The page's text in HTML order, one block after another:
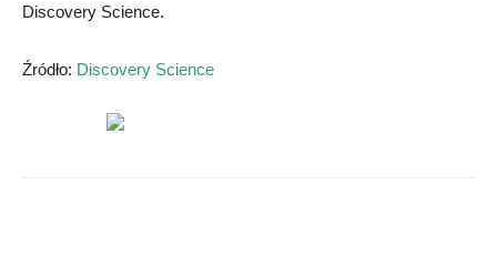
Discovery Science.
Źródło: Discovery Science